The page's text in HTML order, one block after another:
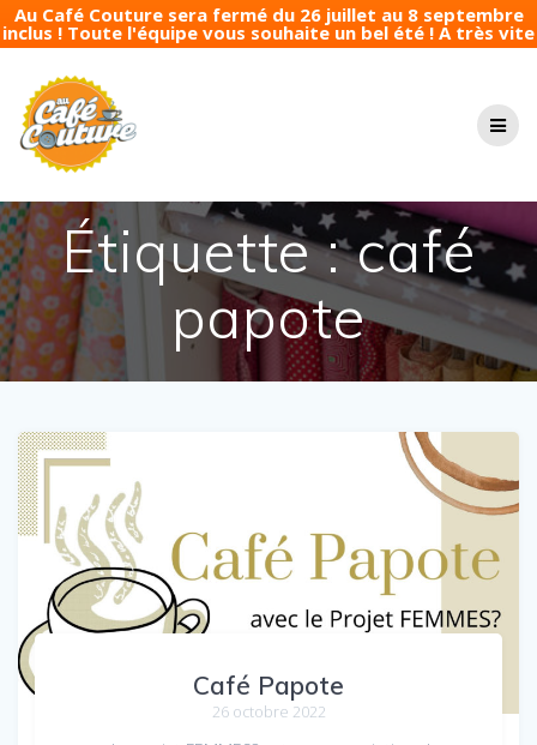
Au Café Couture sera fermé du 26 juillet au 8 septembre
inclus ! Toute l'équipe vous souhaite un bel été ! A très vite
Étiquette :café
papote
Café Papote
26 octobre 2022